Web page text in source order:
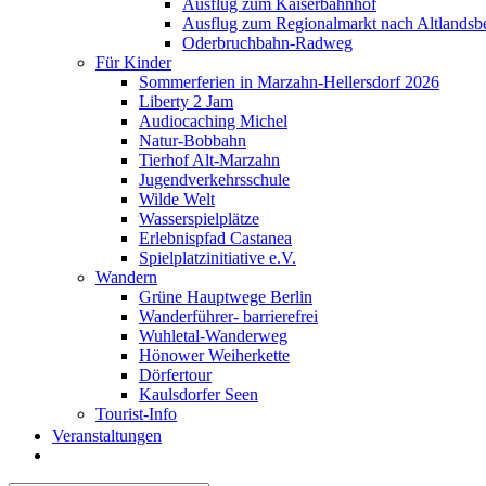
Ausflug zum Kaiserbahnhof
Ausflug zum Regionalmarkt nach
Oderbruchbahn-Radweg
Für Kinder
Sommerferien in Marzahn-Hellersdorf 2026
Liberty 2 Jam
Audiocaching Michel
Natur-Bobbahn
Tierhof Alt-Marzahn
Jugendverkehrsschule
Wilde Welt
Wasserspielplätze
Erlebnispfad Castanea
Spielplatzinitiative e.V.
Wandern
Grüne Hauptwege Berlin
Wanderführer- barrierefrei
Wuhletal-Wanderweg
Hönower Weiherkette
Dörfertour
Kaulsdorfer Seen
Tourist-Info
Veranstaltungen